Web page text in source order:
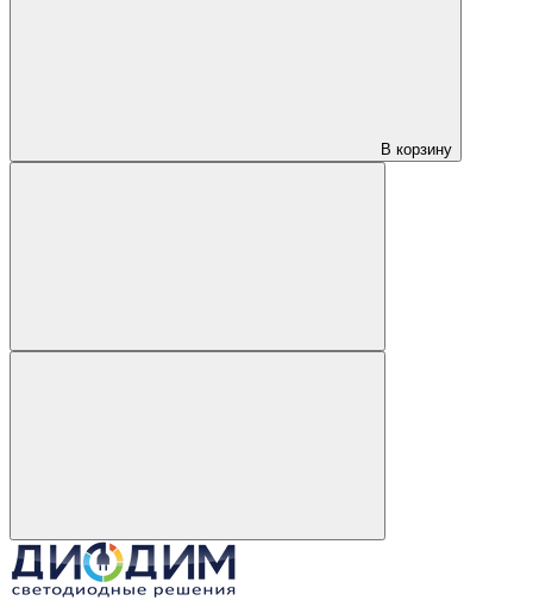
В корзину